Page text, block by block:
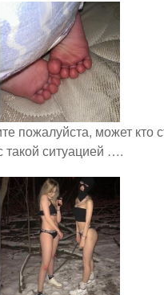
пожалуйста, может кто
такой ситуацией ….